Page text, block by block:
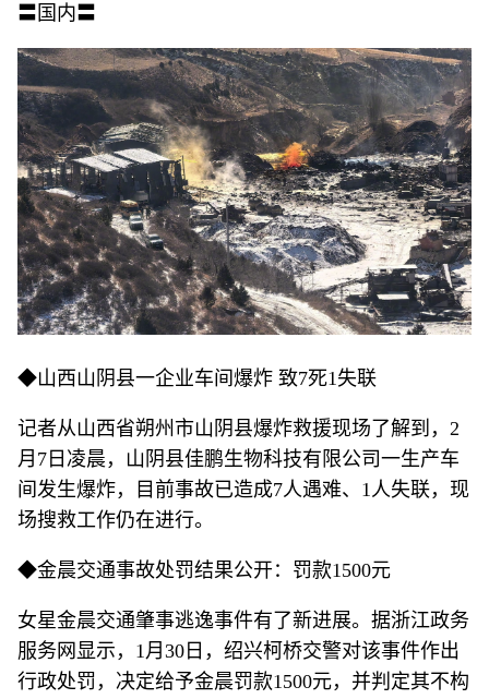
〓国内〓
◆山西山阴县一企业车间爆炸 致7死1失联
记者从山西省朔州市山阴县爆炸救援现场了解到，2
月7日凌晨，山阴县佳鹏生物科技有限公司一生产车
间发生爆炸，目前事故已造成7人遇难、1人失联，现
场搜救工作仍在进行。
◆金晨交通事故处罚结果公开：罚款1500元
女星金晨交通肇事逃逸事件有了新进展。据浙江政务
服务网显示，1月30日，绍兴柯桥交警对该事件作出
行政处罚，决定给予金晨罚款1500元，并判定其不构